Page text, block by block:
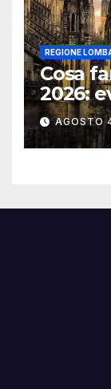
REGIONE
Cosa
2026:
mostre